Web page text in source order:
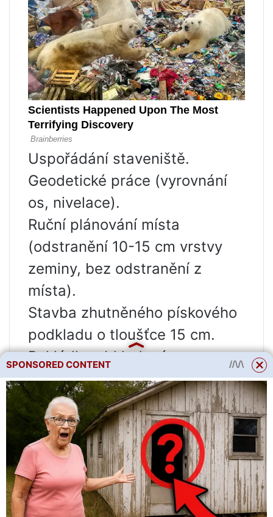
Uspořádání staveniště.
Geodetické práce (vyrovnání
os, nivelace).
Ruční plánování místa
(odstranění 10-15 cm vrstvy
zeminy, bez odstranění z
místa).
Stavba zhutněného pískového
podkladu o tloušťce 15 cm.
Pokládka obkladové
(hydroizolační) vrstvy.
Stavba monolitické základové
desky garáže tloušťky 20 cm s
výztužnými žebry po obvodu.
Pokládka soklu z betonových
tvárnic tloušťky 19 cm a výšky
40 cm.
SPONSORED CONTENT